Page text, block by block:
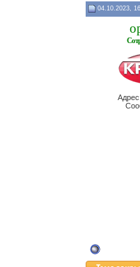
04.10.2023,